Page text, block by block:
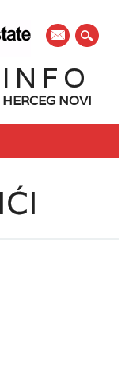
mail
NOVI